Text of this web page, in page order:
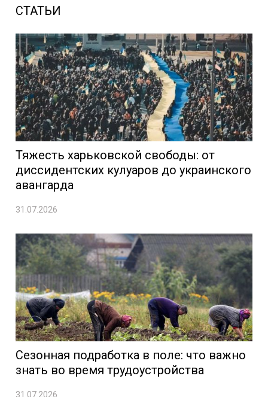
СТАТЬИ
Тяжесть харьковской свободы: от
диссидентских кулуаров до украинского
авангарда
31.07.2026
Сезонная подработка в поле: что важно
знать во время трудоустройства
31.07.2026